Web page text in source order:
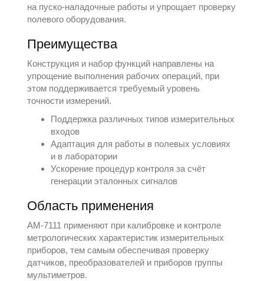
на пуско-наладочные работы и упрощает проверку
полевого оборудования.
Преимущества
Конструкция и набор функций направлены на
упрощение выполнения рабочих операций, при
этом поддерживается требуемый уровень
точности измерений.
Поддержка различных типов измерительных
входов
Адаптация для работы в полевых условиях
и в лаборатории
Ускорение процедур контроля за счёт
генерации эталонных сигналов
Область применения
АМ-7111 применяют при калибровке и контроле
метрологических характеристик измерительных
приборов, тем самым обеспечивая проверку
датчиков, преобразователей и приборов группы
мультиметров.